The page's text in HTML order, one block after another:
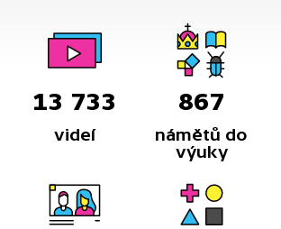
13 733
videí
867
námětů do
výuky